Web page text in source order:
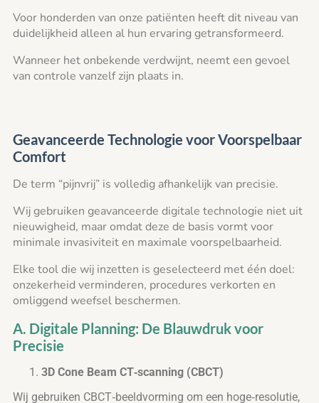
Voor honderden van onze patiënten heeft dit niveau van
duidelijkheid alleen al hun ervaring getransformeerd.
Wanneer het onbekende verdwijnt, neemt een gevoel
van controle vanzelf zijn plaats in.
Geavanceerde Technologie voor Voorspelbaar
Comfort
De term “pijnvrij” is volledig afhankelijk van precisie.
Wij gebruiken geavanceerde digitale technologie niet uit
nieuwigheid, maar omdat deze de basis vormt voor
minimale invasiviteit en maximale voorspelbaarheid.
Elke tool die wij inzetten is geselecteerd met één doel:
onzekerheid verminderen, procedures verkorten en
omliggend weefsel beschermen.
A. Digitale Planning: De Blauwdruk voor
Precisie
3D Cone Beam CT‑scanning (CBCT)
Wij gebruiken CBCT‑beeldvorming om een hoge‑resolutie,